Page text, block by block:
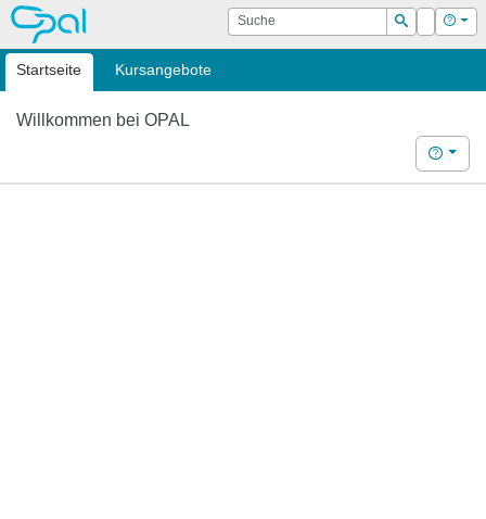
OPAL Suche
Suchen
Login Hilfe
Startseite Kursangebote
Willkommen bei OPAL
Hilfe